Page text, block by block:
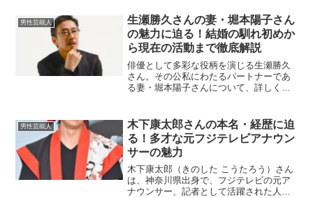
男性芸能人
生瀬勝久さんの妻・堀本陽子さん
の魅力に迫る！結婚の馴れ初めか
ら現在の活動まで徹底解説
俳優として多彩な役柄を演じる生瀬勝久
さん。その公私にわたるパートナーであ
る妻・堀本陽子さんについて、詳しくご
まれの大阪府大阪市出身で、身長170cm
のモデル兼ヨガセ...
男性芸能人
木下康太郎さんの本名・経歴に迫
る！多才な元フジテレビアナウン
サーの魅力
木下康太郎（きのした こうたろう）さん
は、神奈川県出身で、フジテレビの元ア
ナウンサー、記者として活躍された人物